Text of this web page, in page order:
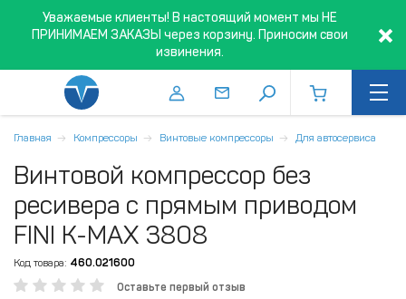
Уважаемые клиенты! В настоящий момент мы НЕ
ПРИНИМАЕМ ЗАКАЗЫ через корзину. Приносим свои
извинения.
Главная Компрессоры Винтовые компрессоры Для автосервиса
Винтовой компрессор без
ресивера с прямым приводом
FINI K-MAX 3808
Код товара: 460.021600
Оставьте первый отзыв